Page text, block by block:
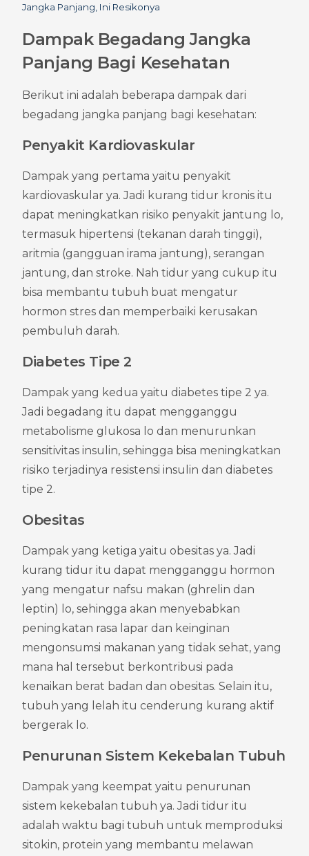
Jangka Panjang, Ini Resikonya
Dampak Begadang Jangka
Panjang Bagi Kesehatan
Berikut ini adalah beberapa dampak dari
begadang jangka panjang bagi kesehatan:
Penyakit Kardiovaskular
Dampak yang pertama yaitu penyakit
kardiovaskular ya. Jadi kurang tidur kronis itu
dapat meningkatkan risiko penyakit jantung lo,
termasuk hipertensi (tekanan darah tinggi),
aritmia (gangguan irama jantung), serangan
jantung, dan stroke. Nah tidur yang cukup itu
bisa membantu tubuh buat mengatur
hormon stres dan memperbaiki kerusakan
pembuluh darah.
Diabetes Tipe 2
Dampak yang kedua yaitu diabetes tipe 2 ya.
Jadi begadang itu dapat mengganggu
metabolisme glukosa lo dan menurunkan
sensitivitas insulin, sehingga bisa meningkatkan
risiko terjadinya resistensi insulin dan diabetes
tipe 2.
Obesitas
Dampak yang ketiga yaitu obesitas ya. Jadi
kurang tidur itu dapat mengganggu hormon
yang mengatur nafsu makan (ghrelin dan
leptin) lo, sehingga akan menyebabkan
peningkatan rasa lapar dan keinginan
mengonsumsi makanan yang tidak sehat, yang
mana hal tersebut berkontribusi pada
kenaikan berat badan dan obesitas. Selain itu,
tubuh yang lelah itu cenderung kurang aktif
bergerak lo.
Penurunan Sistem Kekebalan Tubuh
Dampak yang keempat yaitu penurunan
sistem kekebalan tubuh ya. Jadi tidur itu
adalah waktu bagi tubuh untuk memproduksi
sitokin, protein yang membantu melawan